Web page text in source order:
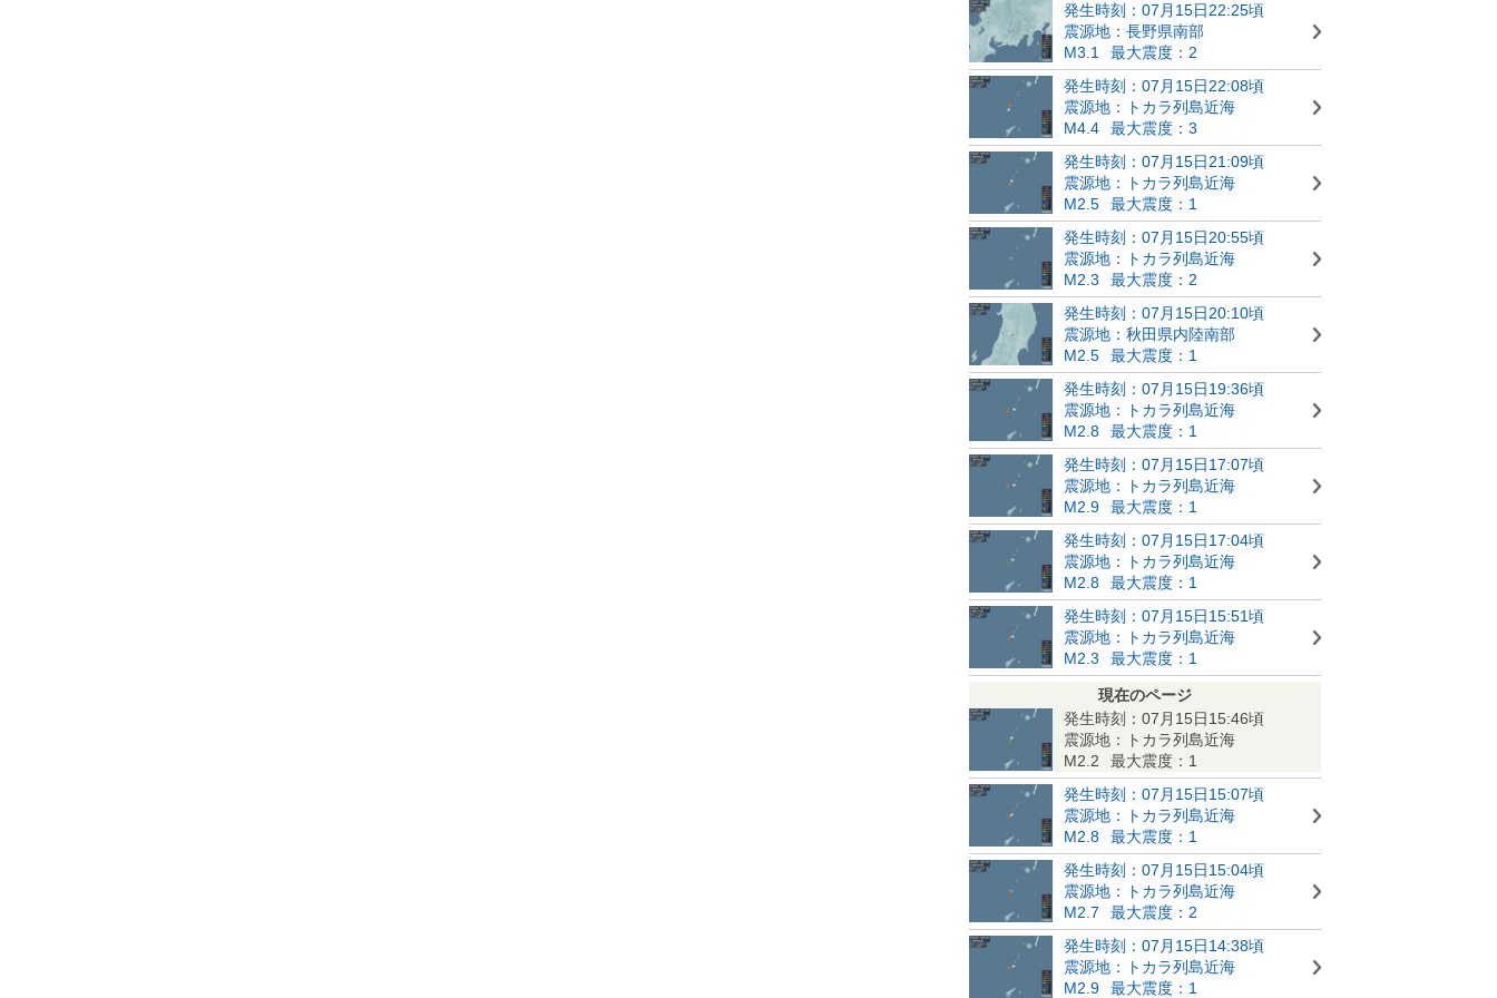
発生時刻：07月15日22:25頃
震源地：長野県南部
M3.1
最大震度：2
発生時刻：07月15日22:08頃
震源地：トカラ列島近海
M4.4
最大震度：3
発生時刻：07月15日21:09頃
震源地：トカラ列島近海
M2.5
最大震度：1
発生時刻：07月15日20:55頃
震源地：トカラ列島近海
M2.3
最大震度：2
発生時刻：07月15日20:10頃
震源地：秋田県内陸南部
M2.5
最大震度：1
発生時刻：07月15日19:36頃
震源地：トカラ列島近海
M2.8
最大震度：1
発生時刻：07月15日17:07頃
震源地：トカラ列島近海
M2.9
最大震度：1
発生時刻：07月15日17:04頃
震源地：トカラ列島近海
M2.8
最大震度：1
発生時刻：07月15日15:51頃
震源地：トカラ列島近海
M2.3
最大震度：1
現在のページ
発生時刻：07月15日15:46頃
震源地：トカラ列島近海
M2.2
最大震度：1
発生時刻：07月15日15:07頃
震源地：トカラ列島近海
M2.8
最大震度：1
発生時刻：07月15日15:04頃
震源地：トカラ列島近海
M2.7
最大震度：2
発生時刻：07月15日14:38頃
震源地：トカラ列島近海
M2.9
最大震度：1